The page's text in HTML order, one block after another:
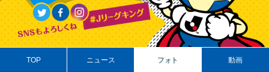
TOP ニュース フォト 動画